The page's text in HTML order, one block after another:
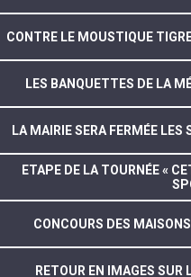
CONTRE LE MOUSTIQUE
LES BANQUETTES DE LA
LA MAIRIE SERA FERMÉE
ETAPE DE LA TOURNÉE «
CONCOURS DES
RETOUR EN IMAGES